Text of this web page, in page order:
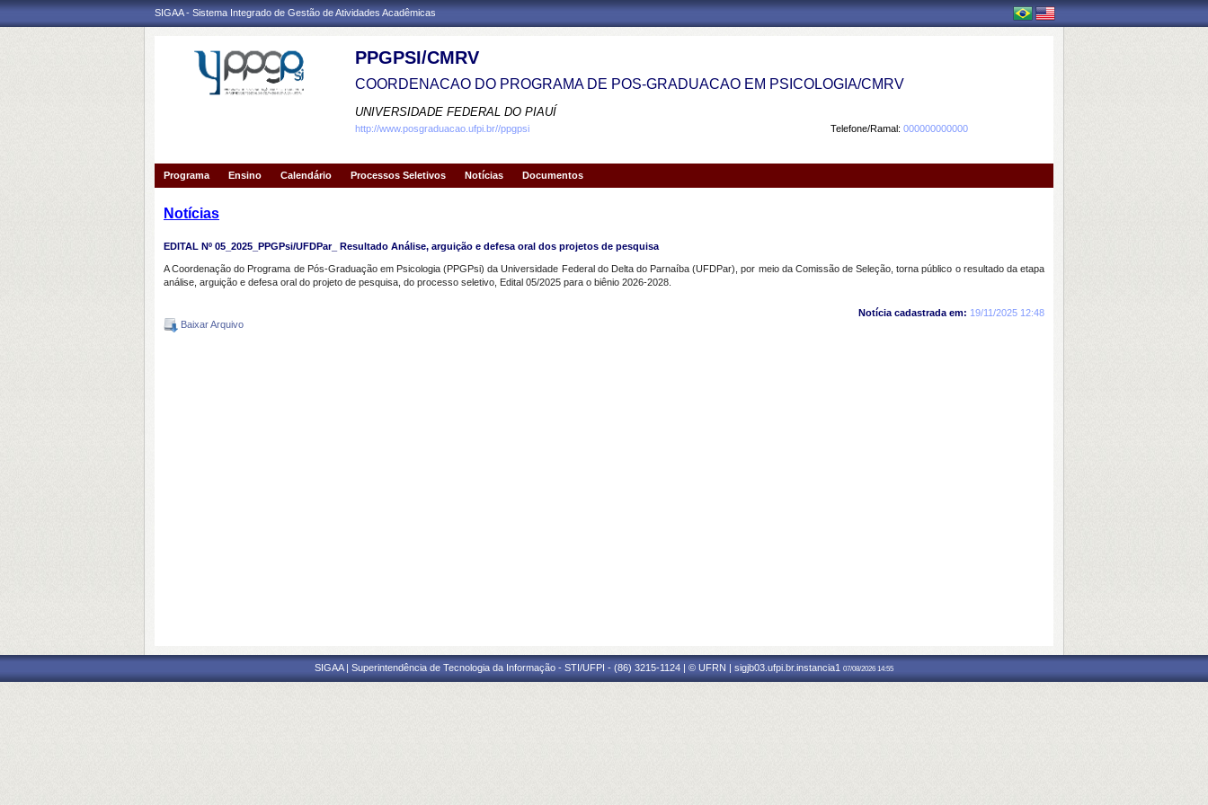
SIGAA - Sistema Integrado de Gestão de Atividades Acadêmicas
PPGPSI/CMRV
COORDENACAO DO PROGRAMA DE POS-GRADUACAO EM PSICOLOGIA/CMRV
UNIVERSIDADE FEDERAL DO PIAUÍ
Telefone/Ramal: 000000000000
http://www.posgraduacao.ufpi.br//ppgpsi
Programa Ensino Calendário Processos Seletivos Notícias Documentos
Notícias
EDITAL Nº 05_2025_PPGPsi/UFDPar_ Resultado Análise, arguição e defesa oral dos projetos de pesquisa
A Coordenação do Programa de Pós-Graduação em Psicologia (PPGPsi) da Universidade Federal do Delta do Parnaíba (UFDPar), por meio da Comissão de Seleção, torna público o resultado da etapa
análise, arguição e defesa oral do projeto de pesquisa, do processo seletivo, Edital 05/2025 para o biênio 2026-2028.
Notícia cadastrada em: 19/11/2025 12:48
Baixar Arquivo
SIGAA | Superintendência de Tecnologia da Informação - STI/UFPI - (86) 3215-1124 | © UFRN | sigjb03.ufpi.br.instancia1 07/08/2026 14:55